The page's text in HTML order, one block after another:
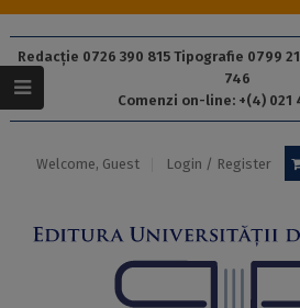
Redacție 0726 390 815 Tipografie 0799
746
Comenzi on-line: +(4) 021
Welcome, Guest Login / Register